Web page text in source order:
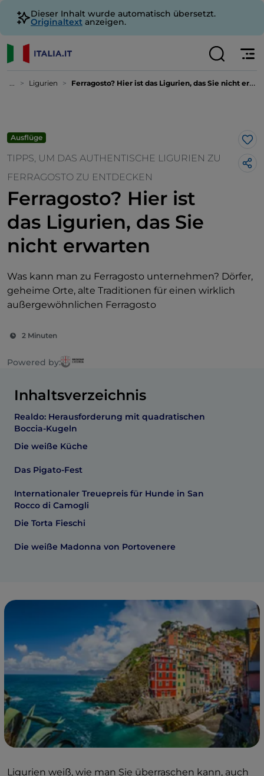
Dieser Inhalt wurde automatisch übersetzt.
Originaltext anzeigen.
... Ligurien Ferragosto? Hier ist das Ligurien, das Sie nicht erwarten
Ausflüge
TIPPS, UM DAS AUTHENTISCHE LIGURIEN ZU
FERRAGOSTO ZU ENTDECKEN
Ferragosto? Hier ist
das Ligurien, das Sie
nicht erwarten
Was kann man zu Ferragosto unternehmen? Dörfer,
geheime Orte, alte Traditionen für einen wirklich
außergewöhnlichen Ferragosto
2 Minuten
Powered by:
Inhaltsverzeichnis
Realdo: Herausforderung mit quadratischen
Boccia-Kugeln
Die weiße Küche
Das Pigato-Fest
Internationaler Treuepreis für Hunde in San
Rocco di Camogli
Die Torta Fieschi
Die weiße Madonna von Portovenere
Ligurien weiß, wie man Sie überraschen kann, auch